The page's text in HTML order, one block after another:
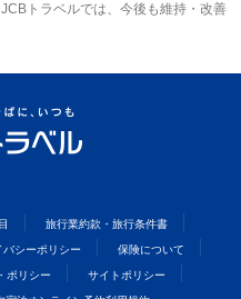
トラベルでは、今後も維持・改善
旅行業約款・旅行条件書
バシーポリシー 保険について
ポリシー サイトポリシー